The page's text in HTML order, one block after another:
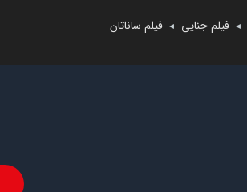
◄ فیلم جنایی ◄ فیلم ساناتان